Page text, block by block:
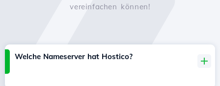
vereinfachen können!
Welche Nameserver hat Hostico?